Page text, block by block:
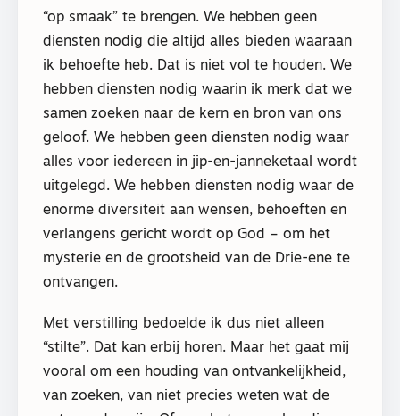
“op smaak” te brengen. We hebben geen
diensten nodig die altijd alles bieden waaraan
ik behoefte heb. Dat is niet vol te houden. We
hebben diensten nodig waarin ik merk dat we
samen zoeken naar de kern en bron van ons
geloof. We hebben geen diensten nodig waar
alles voor iedereen in jip-en-janneketaal wordt
uitgelegd. We hebben diensten nodig waar de
enorme diversiteit aan wensen, behoeften en
verlangens gericht wordt op God – om het
mysterie en de grootsheid van de Drie-ene te
ontvangen.
Met verstilling bedoelde ik dus niet alleen
“stilte”. Dat kan erbij horen. Maar het gaat mij
vooral om een houding van ontvankelijkheid,
van zoeken, van niet precies weten wat de